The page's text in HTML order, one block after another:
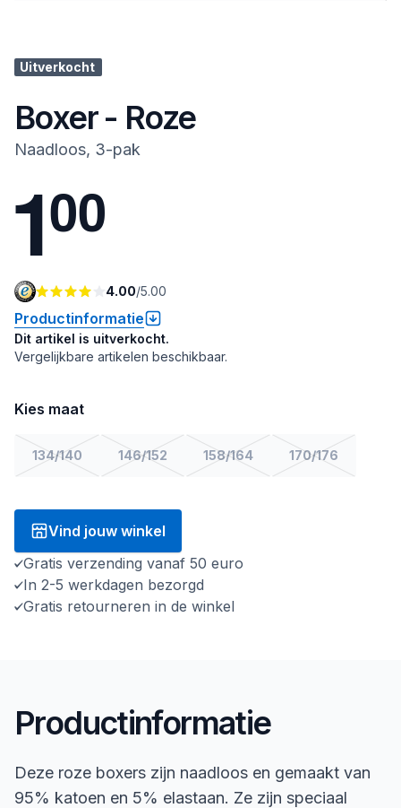
Uitverkocht
Boxer - Roze
Naadloos, 3-pak
100
4.00/5.00
Productinformatie
Dit artikel is uitverkocht.
Vergelijkbare artikelen beschikbaar.
Kies maat
134/140 146/152 158/164 170/176
Vind jouw winkel
Gratis verzending vanaf 50 euro
In 2-5 werkdagen bezorgd
Gratis retourneren in de winkel
Productinformatie
Deze roze boxers zijn naadloos en gemaakt van
95% katoen en 5% elastaan. Ze zijn speciaal